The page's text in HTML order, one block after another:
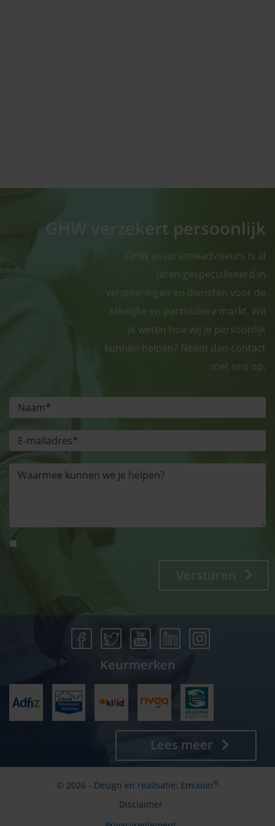
GHW verzekert persoonlijk
GHW assurantieadviseurs is al
jaren gespecialiseerd in
verzekeringen en diensten voor de
zakelijke en particuliere markt. Wil
je weten hoe wij je persoonlijk
kunnen helpen? Neem dan contact
met ons op.
Versturen
Keurmerken
Lees meer
© 2026 - Design en realisatie: Emixion®
Disclaimer